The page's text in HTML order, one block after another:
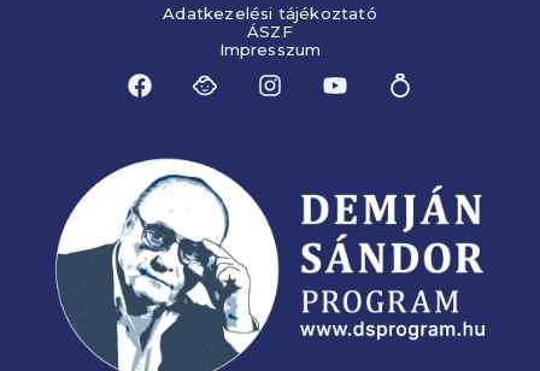
Adatkezelési tájékoztató
ÁSZF
Impresszum